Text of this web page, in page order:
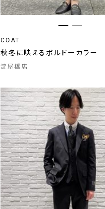
COAT
秋冬に映えるボルドーカラー
淀屋橋店